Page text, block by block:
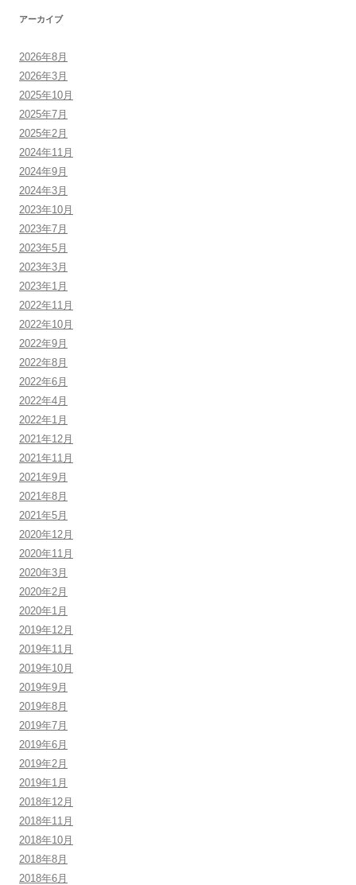
アーカイブ
2026年8月
2026年3月
2025年10月
2025年7月
2025年2月
2024年11月
2024年9月
2024年3月
2023年10月
2023年7月
2023年5月
2023年3月
2023年1月
2022年11月
2022年10月
2022年9月
2022年8月
2022年6月
2022年4月
2022年1月
2021年12月
2021年11月
2021年9月
2021年8月
2021年5月
2020年12月
2020年11月
2020年3月
2020年2月
2020年1月
2019年12月
2019年11月
2019年10月
2019年9月
2019年8月
2019年7月
2019年6月
2019年2月
2019年1月
2018年12月
2018年11月
2018年10月
2018年8月
2018年6月